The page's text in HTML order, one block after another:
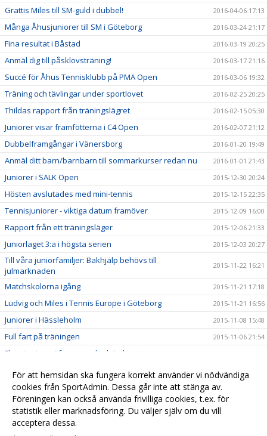
Grattis Miles till SM-guld i dubbel! 2016-04-06 17:13
Många Åhusjuniorer till SM i Göteborg 2016-03-24 21:17
Fina resultat i Båstad 2016-03-19 20:25
Anmäl dig till påsklovsträning! 2016-03-17 21:16
Succé för Åhus Tennisklubb på PMA Open 2016-03-06 19:32
Träning och tävlingar under sportlovet 2016-02-25 20:25
Thildas rapport från träningslägret 2016-02-15 05:30
Juniorer visar framfötterna i C4 Open 2016-02-07 21:12
Dubbelframgångar i Vänersborg 2016-01-20 19:49
Anmäl ditt barn/barnbarn till sommarkurser redan nu 2016-01-01 21:43
Juniorer i SALK Open 2015-12-30 20:24
Hösten avslutades med mini-tennis 2015-12-15 22:35
Tennisjuniorer - viktiga datum framöver 2015-12-09 16:00
Rapport från ett träningsläger 2015-12-06 21:33
Juniorlaget 3:a i högsta serien 2015-12-03 20:27
Till våra juniorfamiljer: Bakhjälp behövs till
julmarknaden
2015-11-22 16:21
Matchskolorna igång 2015-11-21 17:18
Ludvig och Miles i Tennis Europe i Göteborg 2015-11-21 16:56
Juniorer i Hässleholm 2015-11-08 15:48
Full fart på träningen 2015-11-06 21:54
Flera juniorer i farten under höstlovet
Fint träningsläger i Enebyberg 2015-10-31 20:02
Jämna matcher i Växjö för P-15 2015-10-18 19:56
Säker vinst för P-15 2015-10-17 16:30
För att hemsidan ska fungera korrekt använder vi nödvändiga
cookies från SportAdmin. Dessa går inte att stänga av.
Föreningen kan också använda frivilliga cookies, t.ex. för
statistik eller marknadsföring. Du väljer själv om du vill
acceptera dessa.